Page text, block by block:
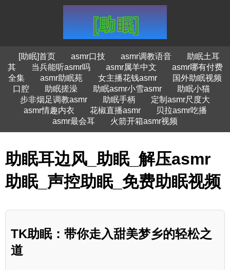
[助眠]首页 asmr口技 asmr调教语音
助眠土耳
其
当兵能听asmr吗 asmr属羊中文
asmr哪有付费
全集
asmr助眠苑 女主播花钱asmr
国外助眠视频
口腔
助眠搓澡 助眠asmr小雪asmr
助眠小猫
步非烟足调教asmr
助眠手柄
定制asmr尺度大
asmr情趣内衣
花椒直播asmr
贝拉asmr吃播
asmr最会耳
火箭开箱asmr视频
助眠耳边风_助眠_解压asmr
助眠_声控助眠_免费助眠视频
TK助眠：带你走入甜美梦乡的轻松之
道